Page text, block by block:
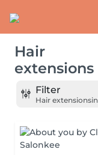
Hair
extensions
Filter
Hair extensionsin